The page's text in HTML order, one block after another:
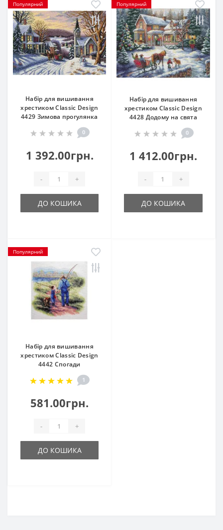
Популярний
Набір для вишивання
хрестиком Classic Design
4429 Зимова прогулянка
0
1 392.00грн.
- +
ДО КОШИКА
Популярний
Набір для вишивання
хрестиком Classic Design
4428 Додому на свята
0
1 412.00грн.
- +
ДО КОШИКА
Популярний
Набір для вишивання
хрестиком Classic Design
4442 Спогади
1
581.00грн.
- +
ДО КОШИКА